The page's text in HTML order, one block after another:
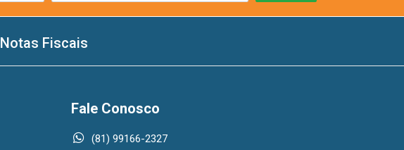
Notas Fiscais
Fale Conosco
(81) 99166-2327